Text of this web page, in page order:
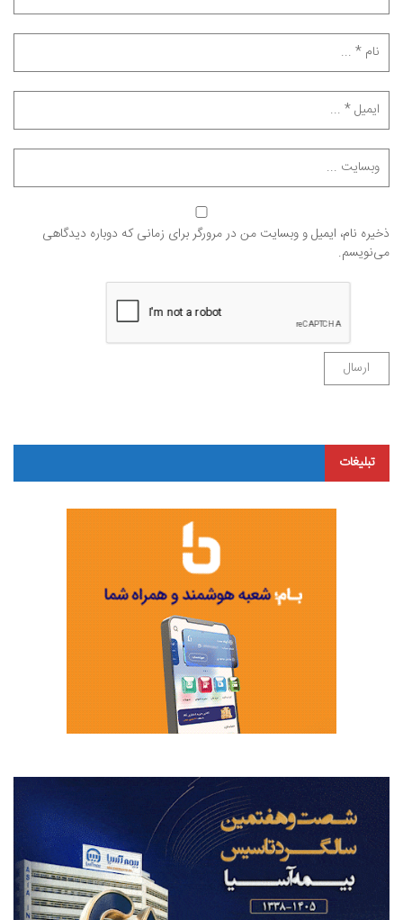
ذخیره نام، ایمیل و وبسایت من در مرورگر برای زمانی که دوباره دیدگاهی
می‌نویسم.
تبلیغات